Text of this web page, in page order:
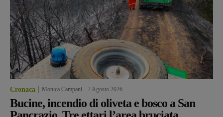
Cronaca Monica Campani 7 Agosto 2026
Bucine, incendio di oliveta e bosco a San